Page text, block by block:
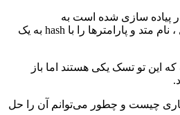
پیاده سازی شده است به
نام identity_exact که ماژول ، نام متد و پارامترها را با hash به یک
این تو تسک یکی هستند اما باز
چیست و چطور می‌توانم آن را حل